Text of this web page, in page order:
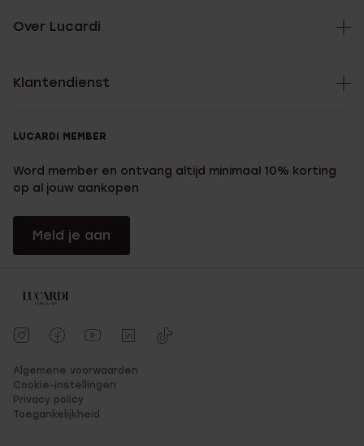
Over Lucardi
Klantendienst
LUCARDI MEMBER
Word member en ontvang altijd minimaal 10% korting
op al jouw aankopen
Meld je aan
Algemene voorwaarden
Cookie-instellingen
Privacy policy
Toegankelijkheid